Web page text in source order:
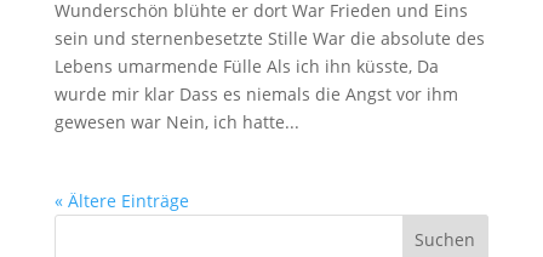
Wunderschön blühte er dort War Frieden und Eins
sein und sternenbesetzte Stille War die absolute des
Lebens umarmende Fülle Als ich ihn küsste, Da
wurde mir klar Dass es niemals die Angst vor ihm
gewesen war Nein, ich hatte...
« Ältere Einträge